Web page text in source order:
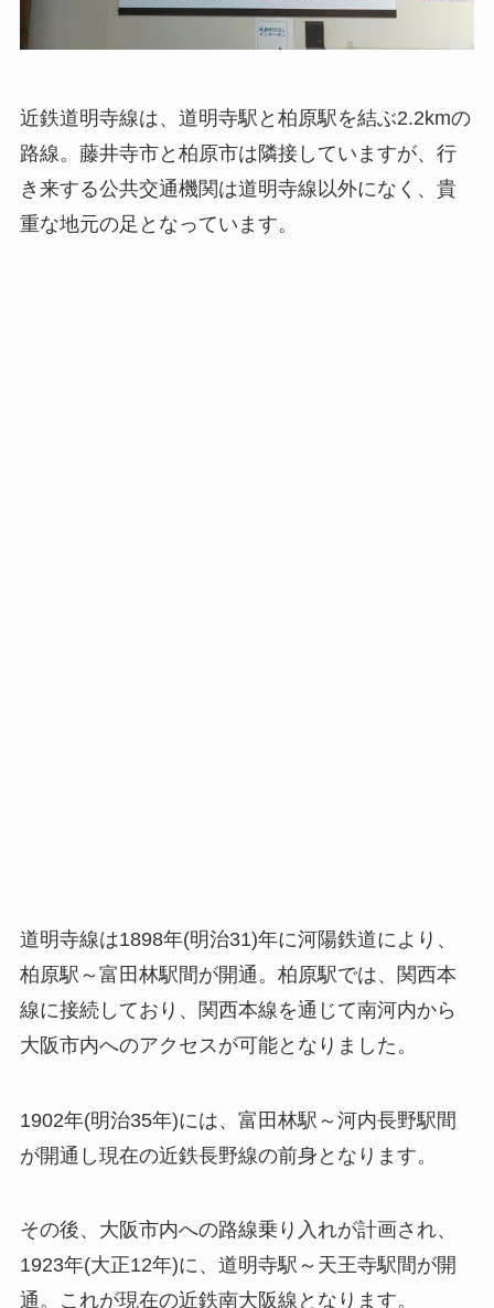
近鉄道明寺線は、道明寺駅と柏原駅を結ぶ2.2kmの
路線。藤井寺市と柏原市は隣接していますが、行
き来する公共交通機関は道明寺線以外になく、貴
重な地元の足となっています。
道明寺線は1898年(明治31)年に河陽鉄道により、
柏原駅～富田林駅間が開通。柏原駅では、関西本
線に接続しており、関西本線を通じて南河内から
大阪市内へのアクセスが可能となりました。
1902年(明治35年)には、富田林駅～河内長野駅間
が開通し現在の近鉄長野線の前身となります。
その後、大阪市内への路線乗り入れが計画され、
1923年(大正12年)に、道明寺駅～天王寺駅間が開
通。これが現在の近鉄南大阪線となります。